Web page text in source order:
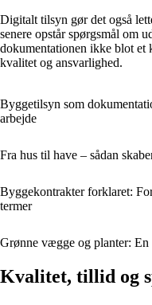
Digitalt tilsyn gør det også
senere opstår spørgsmål om
dokumentationen ikke blot et
kvalitet og ansvarlighed.
Byggetilsyn som
arbejde
Fra hus til have – sådan
Byggekontrakter forklaret:
termer
Grønne vægge og planter:
Kvalitet, tillid og